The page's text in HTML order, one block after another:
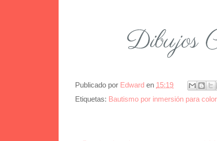
Publicado por Edward en 15:19
Etiquetas: Bautismo por inmersión para